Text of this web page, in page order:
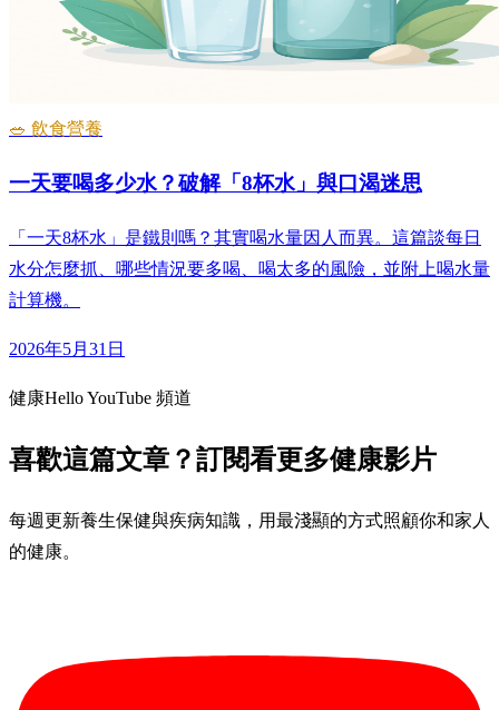
🥗 飲食營養
一天要喝多少水？破解「8杯水」與口渴迷思
「一天8杯水」是鐵則嗎？其實喝水量因人而異。這篇談每日
水分怎麼抓、哪些情況要多喝、喝太多的風險，並附上喝水量
計算機。
2026年5月31日
健康Hello YouTube 頻道
喜歡這篇文章？訂閱看更多健康影片
每週更新養生保健與疾病知識，用最淺顯的方式照顧你和家人
的健康。